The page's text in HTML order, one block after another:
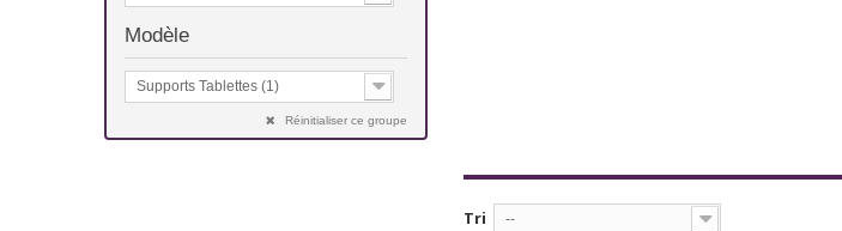
Modèle
Supports Tablettes (1)
Réinitialiser ce groupe
Tri --